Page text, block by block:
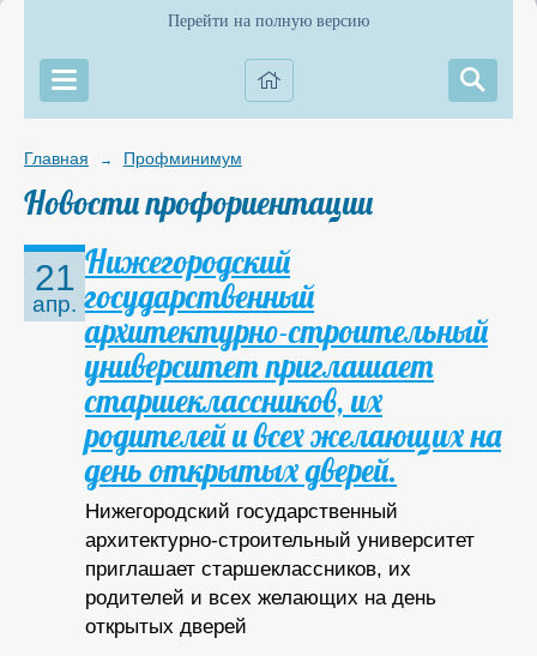
Перейти на полную версию
Главная → Профминимум
Новости профориентации
21
апр.
Нижегородский
государственный
архитектурно-строительный
университет приглашает
старшеклассников, их
родителей и всех желающих на
день открытых дверей.
Нижегородский государственный
архитектурно-строительный университет
приглашает старшеклассников, их
родителей и всех желающих на день
открытых дверей